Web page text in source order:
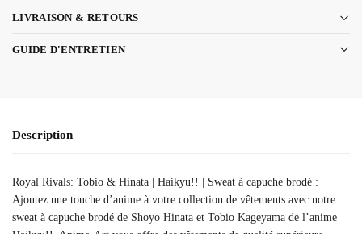
LIVRAISON & RETOURS
GUIDE D'ENTRETIEN
Description
Royal Rivals: Tobio & Hinata | Haikyu!! | Sweat à capuche brodé :
Ajoutez une touche d’anime à votre collection de vêtements avec notre
sweat à capuche brodé de Shoyo Hinata et Tobio Kageyama de l’anime